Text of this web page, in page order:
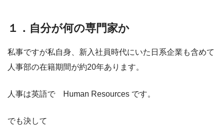
１．自分が何の専門家か
私事ですが私自身、新入社員時代にいた日系企業も含めて
人事部の在籍期間が約20年あります。
人事は英語で Human Resources です。
でも決して